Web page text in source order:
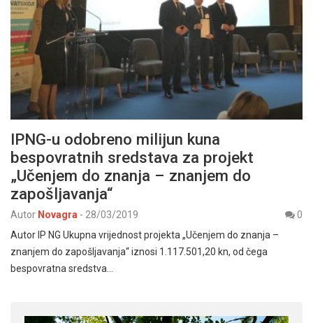
IPNG-u odobreno milijun kuna
bespovratnih sredstava za projekt
„Učenjem do znanja – znanjem do
zapošljavanja“
Autor Novagra - 28/03/2019
0
Autor IP NG Ukupna vrijednost projekta „Učenjem do znanja –
znanjem do zapošljavanja“ iznosi 1.117.501,20 kn, od čega
bespovratna sredstva…